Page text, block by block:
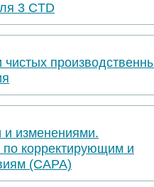
3 CTD
чистых
и изменениями.
по корректирующим и
(САРА)